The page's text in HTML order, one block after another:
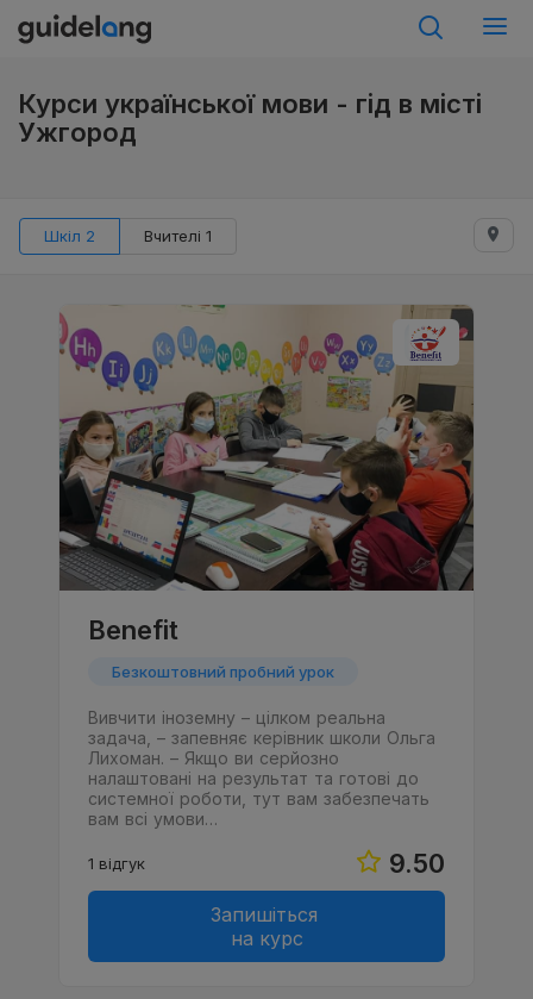
Курси української мови - гід в місті
Ужгород
Шкіл 2 Вчителі 1
Benefit
Безкоштовний пробний урок
Вивчити іноземну – цілком реальна
задача, – запевняє керівник школи Ольга
Лихоман. – Якщо ви серйозно
налаштовані на результат та готові до
системної роботи, тут вам забезпечать
вам всі умови…
9.50
1 відгук
Запишіться
на курс